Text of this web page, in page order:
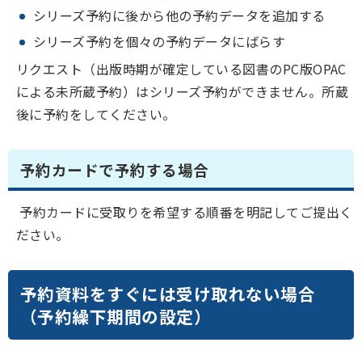
シリーズ予約に後から他の予約データを追加する
シリーズ予約を個々の予約データにばらす
リクエスト（出版時期が確定している図書のPC版OPAC
による未所蔵予約）はシリーズ予約ができません。所蔵
後に予約をしてください。
予約カードで予約する場合
予約カードに受取りを希望する順番を明記してご提出く
ださい。
予約資料をすぐには受け取れない場合
（予約繰下期間の設定）